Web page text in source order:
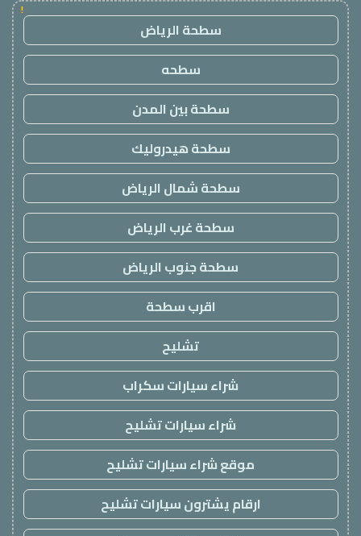
!
سطحة الرياض
سطحه
سطحة بين المدن
سطحة هيدروليك
سطحة شمال الرياض
سطحة غرب الرياض
سطحة جنوب الرياض
اقرب سطحة
تشليح
شراء سيارات سكراب
شراء سيارات تشليح
موقع شراء سيارات تشليح
ارقام يشترون سيارات تشليح